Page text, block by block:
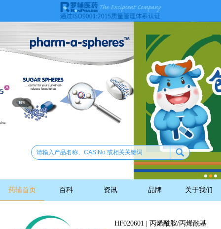
药辅首页 百科 资讯 品牌 关于我们
HF020601 | 丙烯酰胺/丙烯酰基